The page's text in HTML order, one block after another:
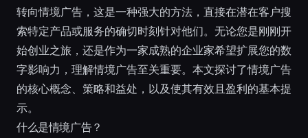
转向情境广告，这是一种强大的方法，直接在潜在客户搜
索特定产品或服务的确切时刻针对他们。无论您是刚刚开
始创业之旅，还是作为一家成熟的企业家希望扩展您的数
字影响力，理解情境广告至关重要。本文探讨了情境广告
的核心概念、策略和益处，以及使其有效且盈利的基本提
示。
什么是情境广告？